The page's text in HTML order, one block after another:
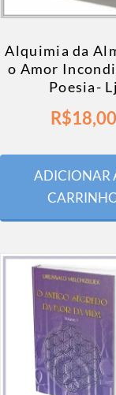
Alquimia da
o Amor
Poesia- Lj
R$18,00
ADICIONAR